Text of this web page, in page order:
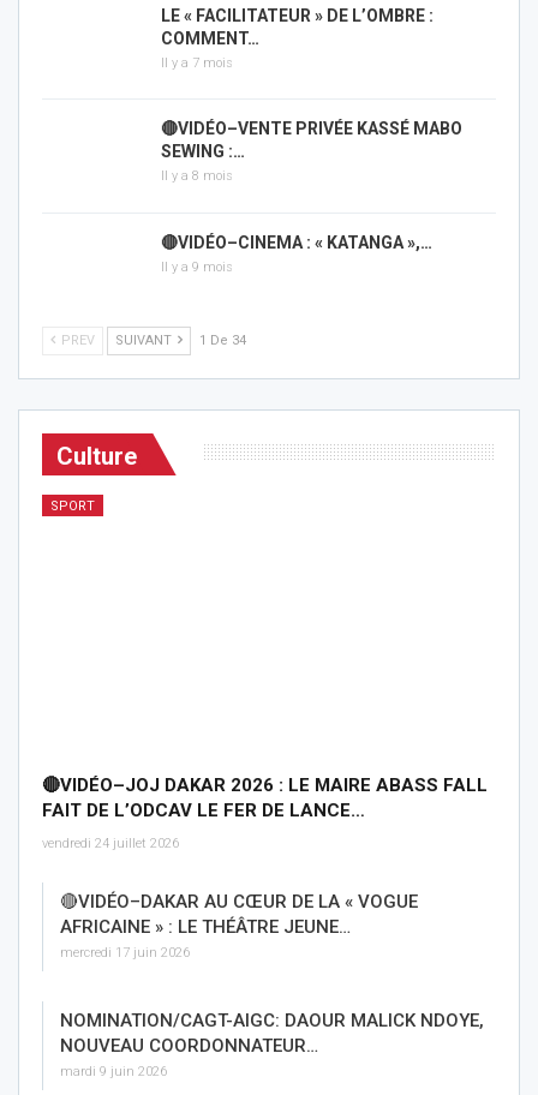
LE « FACILITATEUR » DE L’OMBRE :
COMMENT…
Il y a 7 mois
🔴VIDÉO–VENTE PRIVÉE KASSÉ MABO
SEWING :…
Il y a 8 mois
🔴VIDÉO–CINEMA : « KATANGA »,…
Il y a 9 mois
PREV SUIVANT 1 De 34
Culture
SPORT
🔴VIDÉO–JOJ DAKAR 2026 : LE MAIRE ABASS FALL
FAIT DE L’ODCAV LE FER DE LANCE…
vendredi 24 juillet 2026
🔴VIDÉO–DAKAR AU CŒUR DE LA « VOGUE
AFRICAINE » : LE THÉÂTRE JEUNE…
mercredi 17 juin 2026
NOMINATION/CAGT-AIGC: DAOUR MALICK NDOYE,
NOUVEAU COORDONNATEUR…
mardi 9 juin 2026